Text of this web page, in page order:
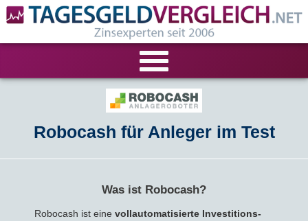
VERGLEICHE
Tagesgeld-Vergleich
RECHNER
Robocash für Anleger im Test
Was ist Robocash?
Robocash ist eine vollautomatisierte Investitions-